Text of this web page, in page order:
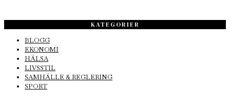
KATEGORIER
BLOGG
EKONOMI
HÄLSA
LIVSSTIL
SAMHÄLLE & REGLERING
SPORT